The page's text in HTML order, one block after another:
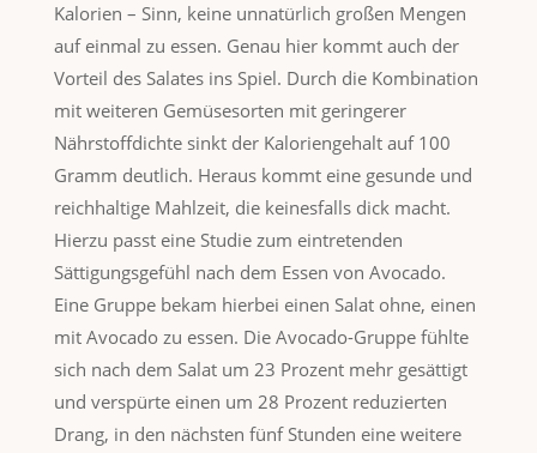
Kalorien – Sinn, keine unnatürlich großen Mengen
auf einmal zu essen. Genau hier kommt auch der
Vorteil des Salates ins Spiel. Durch die Kombination
mit weiteren Gemüsesorten mit geringerer
Nährstoffdichte sinkt der Kaloriengehalt auf 100
Gramm deutlich. Heraus kommt eine gesunde und
reichhaltige Mahlzeit, die keinesfalls dick macht.
Hierzu passt eine Studie zum eintretenden
Sättigungsgefühl nach dem Essen von Avocado.
Eine Gruppe bekam hierbei einen Salat ohne, einen
mit Avocado zu essen. Die Avocado-Gruppe fühlte
sich nach dem Salat um 23 Prozent mehr gesättigt
und verspürte einen um 28 Prozent reduzierten
Drang, in den nächsten fünf Stunden eine weitere